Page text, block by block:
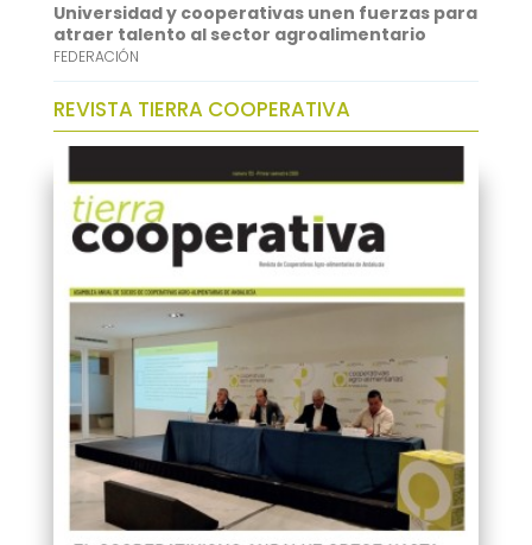
Universidad y cooperativas unen fuerzas para
atraer talento al sector agroalimentario
FEDERACIÓN
REVISTA TIERRA COOPERATIVA